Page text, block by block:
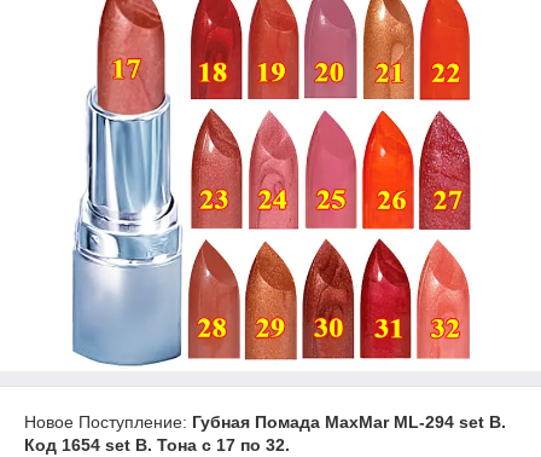
Новое Поступление: Губная Помада MaxMar МL-294 set В.
Код 1654 set В. Тона с 17 по 32.